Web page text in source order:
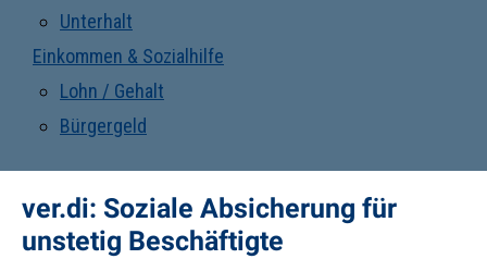
Unterhalt
Einkommen & Sozialhilfe
Lohn / Gehalt
Bürgergeld
ver.di: Soziale Absicherung für
unstetig Beschäftigte